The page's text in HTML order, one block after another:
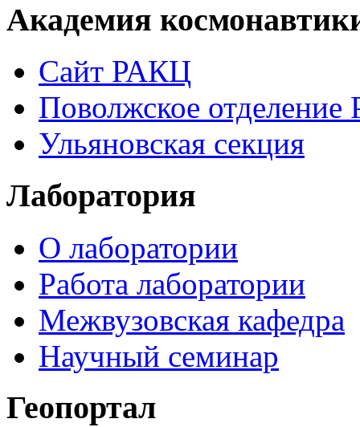
Академия
Сайт РАКЦ
Поволжское
Ульяновская секция
Лаборатория
О лаборатории
Работа лаборатории
Межвузовская кафедра
Научный семинар
Геопортал